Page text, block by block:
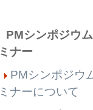
PMシンポジウ
ミナー
PMシンポジ
ミナーについて